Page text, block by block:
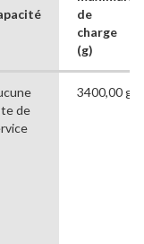
de
charge
(g)
de
3400,00 g